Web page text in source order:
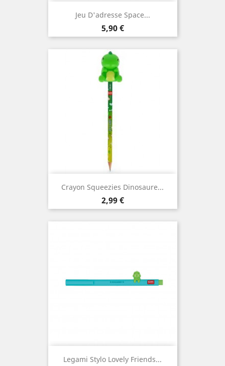
Jeu D'adresse Space...
Prix
5,90 €
Crayon Squeezies Dinosaure...
Prix
2,99 €
Legami Stylo Lovely Friends...